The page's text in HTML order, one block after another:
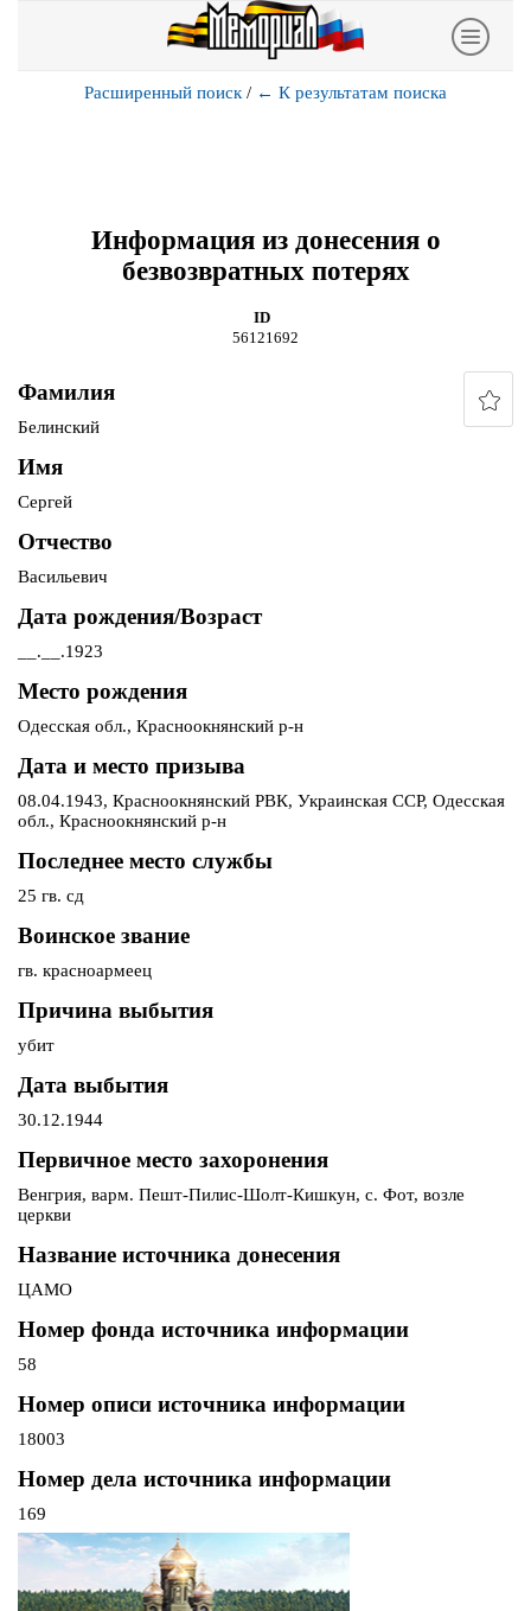
Расширенный поиск / ← К результатам поиска
Информация из донесения о
безвозвратных потерях
ID
56121692
Фамилия
Белинский
Имя
Сергей
Отчество
Васильевич
Дата рождения/Возраст
__.__.1923
Место рождения
Одесская обл., Красноокнянский р-н
Дата и место призыва
08.04.1943, Красноокнянский РВК, Украинская ССР, Одесская
обл., Красноокнянский р-н
Последнее место службы
25 гв. сд
Воинское звание
гв. красноармеец
Причина выбытия
убит
Дата выбытия
30.12.1944
Первичное место захоронения
Венгрия, варм. Пешт-Пилис-Шолт-Кишкун, с. Фот, возле
церкви
Название источника донесения
ЦАМО
Номер фонда источника информации
58
Номер описи источника информации
18003
Номер дела источника информации
169